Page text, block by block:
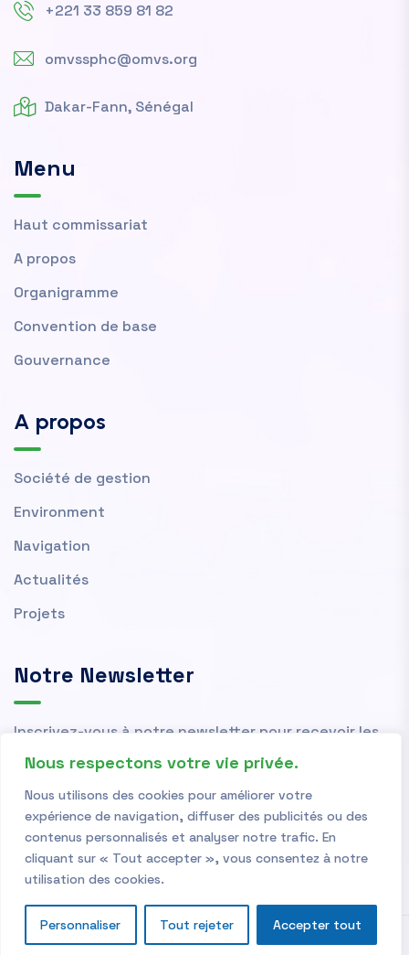
Nous respectons votre vie privée.
Nous utilisons des cookies pour améliorer votre
expérience de navigation, diffuser des publicités ou des
contenus personnalisés et analyser notre trafic. En
cliquant sur « Tout accepter », vous consentez à notre
utilisation des cookies.
Personnaliser Tout rejeter Accepter tout
+221 33 859 81 82
omvssphc@omvs.org
Dakar-Fann, Sénégal
Menu
Haut commissariat
A propos
Organigramme
Convention de base
Gouvernance
A propos
Société de gestion
Environment
Navigation
Actualités
Projets
Notre Newsletter
Inscrivez-vous à notre newsletter pour recevoir les
actualités et nouvelles de l'OMVS.
Copyright © 2026OMVS| Powered byOMVS